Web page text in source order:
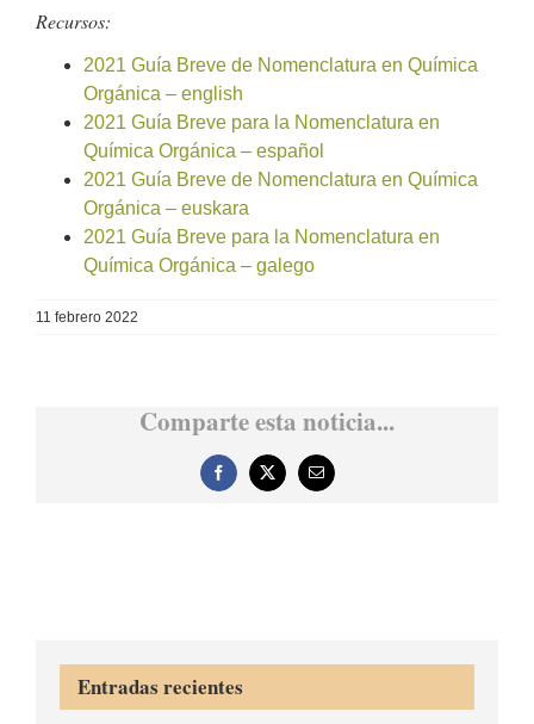
Recursos:
2021 Guía Breve de Nomenclatura en Química
Orgánica – english
2021 Guía Breve para la Nomenclatura en
Química Orgánica – español
2021 Guía Breve de Nomenclatura en Química
Orgánica – euskara
2021 Guía Breve para la Nomenclatura en
Química Orgánica – galego
11 febrero 2022
Comparte esta noticia...
Facebook
X
Correo
electrónico
Entradas recientes